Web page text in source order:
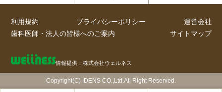
利用規約 プライバシーポリシー
運営会社
歯科医師・法人の皆様へのご案内
サイトマップ
情報提供：株式会社ウェルネス
Copyright(C) IDENS CO.,Ltd.All Right Reserved.